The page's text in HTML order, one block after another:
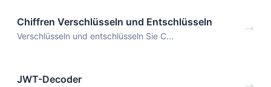
Chiffren Verschlüsseln und Entschlüsseln
Verschlüsseln und entschlüsseln Sie C...
JWT-Decoder